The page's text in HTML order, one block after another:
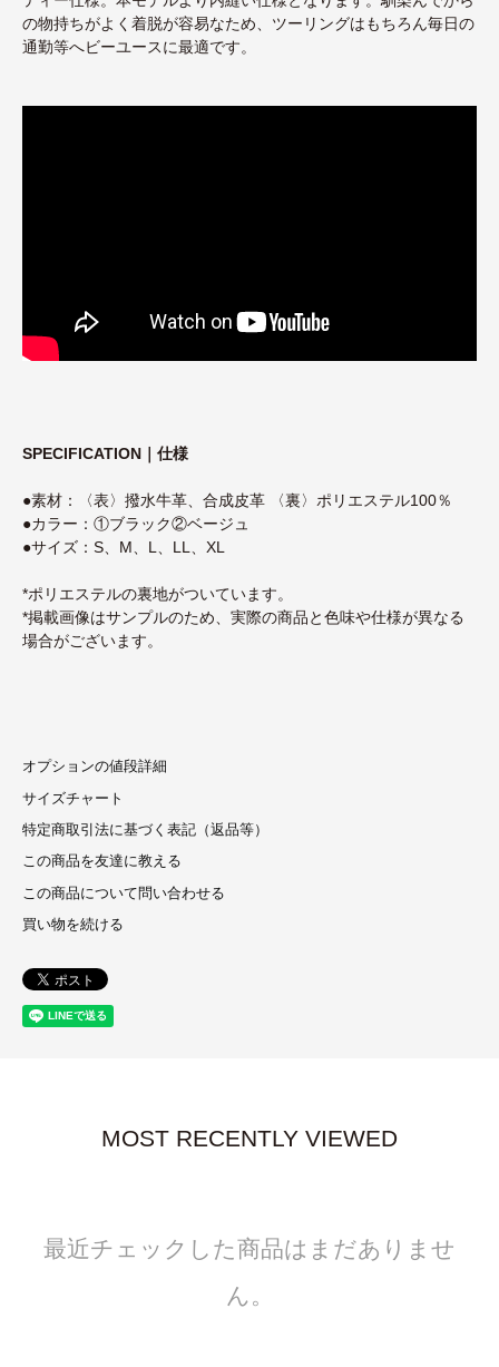
の物持ちがよく着脱が容易なため、ツーリングはもちろん毎日の
通勤等へビーユースに最適です。
SPECIFICATION｜仕様
●素材：〈表〉撥水牛革、合成皮革 〈裏〉ポリエステル100％
●カラー：①ブラック②ベージュ
●サイズ：S、M、L、LL、XL
*ポリエステルの裏地がついています。
*掲載画像はサンプルのため、実際の商品と色味や仕様が異なる
場合がございます。
オプションの値段詳細
サイズチャート
特定商取引法に基づく表記（返品等）
この商品を友達に教える
この商品について問い合わせる
買い物を続ける
MOST RECENTLY VIEWED
最近チェックした商品はまだありませ
ん。